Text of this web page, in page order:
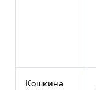
Кошкина